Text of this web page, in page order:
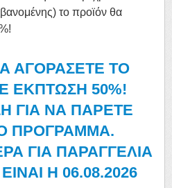
το προϊόν θα
ΑΓΟΡΑΣΕΤΕ ΤΟ
ΕΚΠΤΩΣΗ 50%!
ΓΙΑ ΝΑ ΠΑΡΕΤΕ
ΠΡΟΓΡΑΜΜΑ.
ΓΙΑ ΠΑΡΑΓΓΕΛΙΑ
Η 06.08.2026